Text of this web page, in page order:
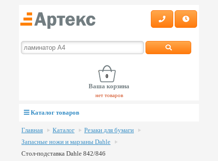
0
Ваша корзина
нет товаров
Каталог товаров
Главная Каталог
Резаки для бумаги
Запасные ножи и марзаны Dahle
Стол-подставка Dahle 842/846